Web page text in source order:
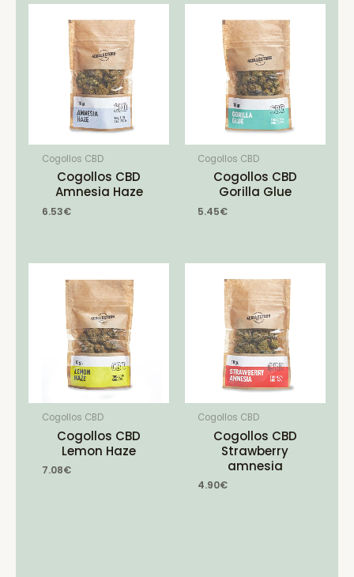
Cogollos CBD
Cogollos CBD
Amnesia Haze
6.53€
Cogollos CBD
Cogollos CBD
Gorilla Glue
5.45€
Cogollos CBD
Cogollos CBD
Lemon Haze
7.08€
Cogollos CBD
Cogollos CBD
Strawberry
amnesia
4.90€